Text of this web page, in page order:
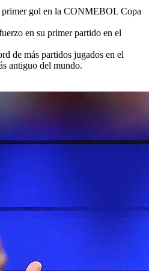
primer gol en la CONMEBOL Copa
en su primer partido en el
de más partidos jugados en el
antiguo del mundo.